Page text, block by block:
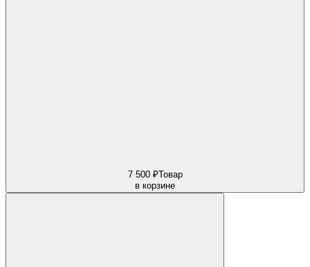
7 500 ₽Товар
в корзине